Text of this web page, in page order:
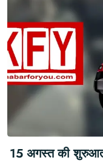
15 अगस्त की